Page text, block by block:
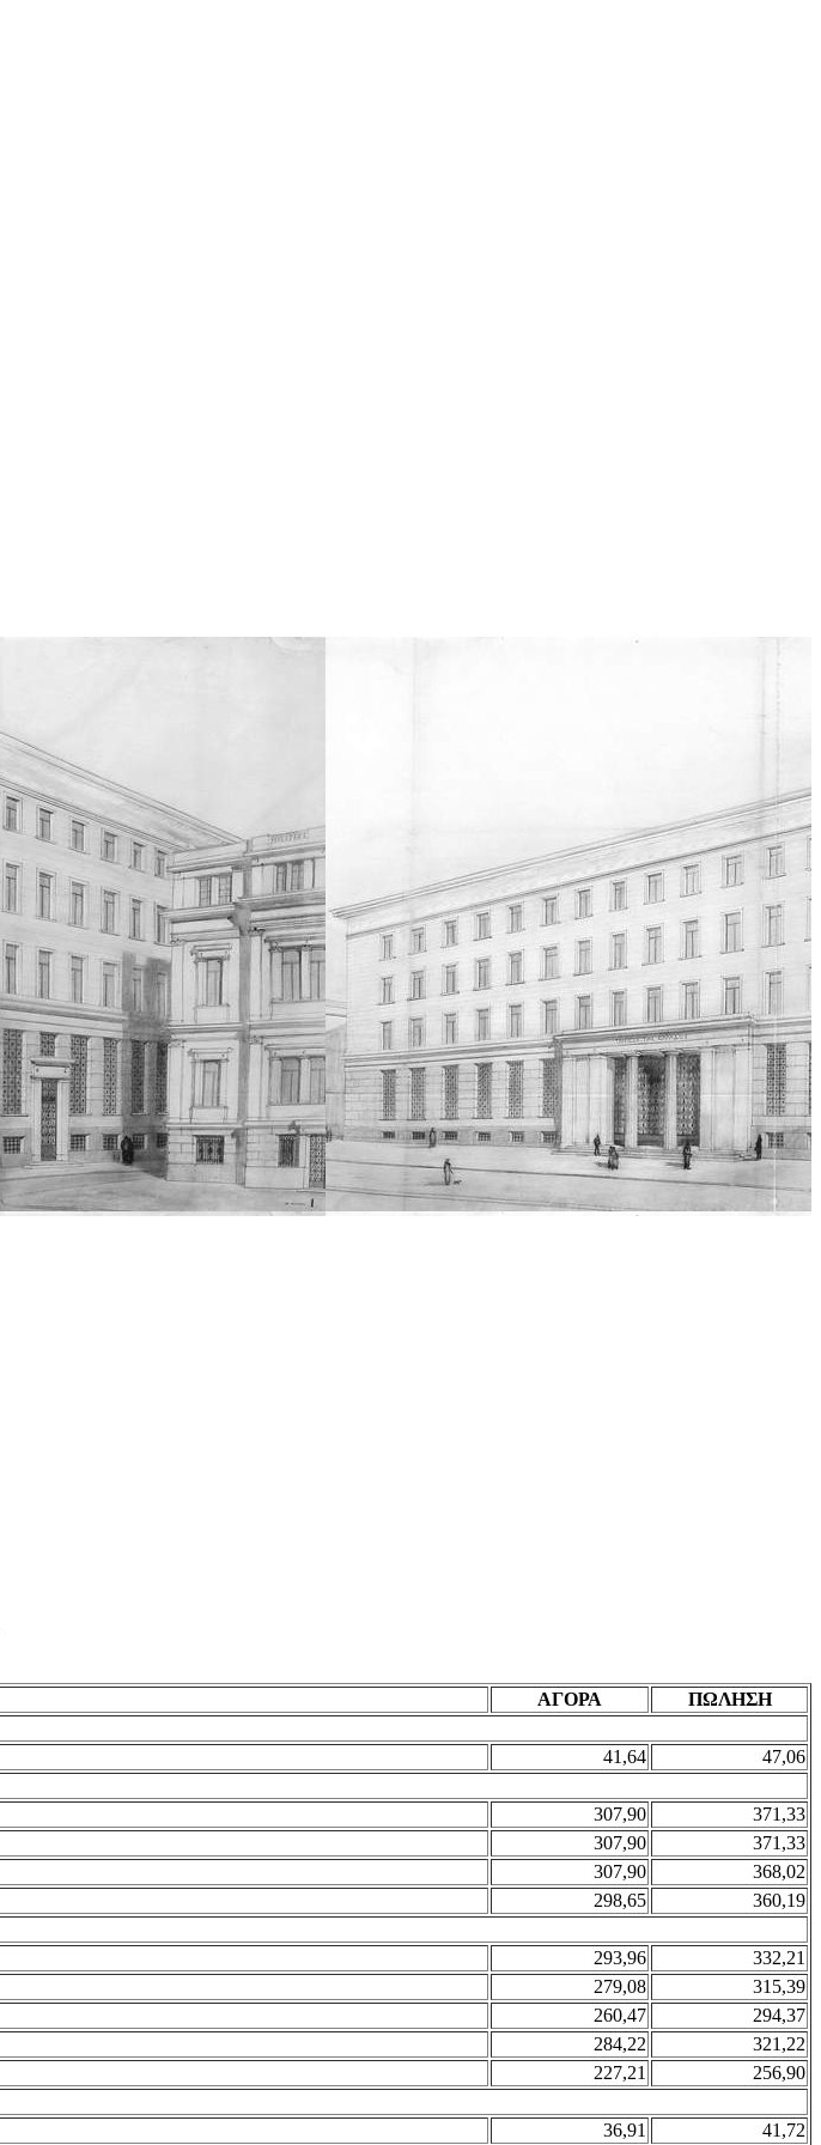
ΑΓΟΡΑ
ΠΩΛΗΣΗ
41,64
47,06
307,90
371,33
307,90
371,33
307,90
368,02
298,65
360,19
293,96
332,21
279,08
315,39
260,47
294,37
284,22
321,22
227,21
256,90
36,91 41,72